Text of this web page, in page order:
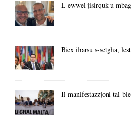
L-ewwel jisirquk u
Biex iħarsu s-setgħa,
Il-manifestazzjoni tal-